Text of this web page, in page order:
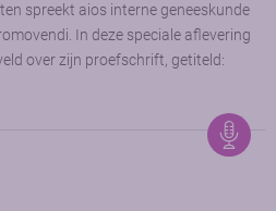
spreekt aios interne geneeskunde
In deze speciale aflevering
over zijn proefschrift, getiteld: